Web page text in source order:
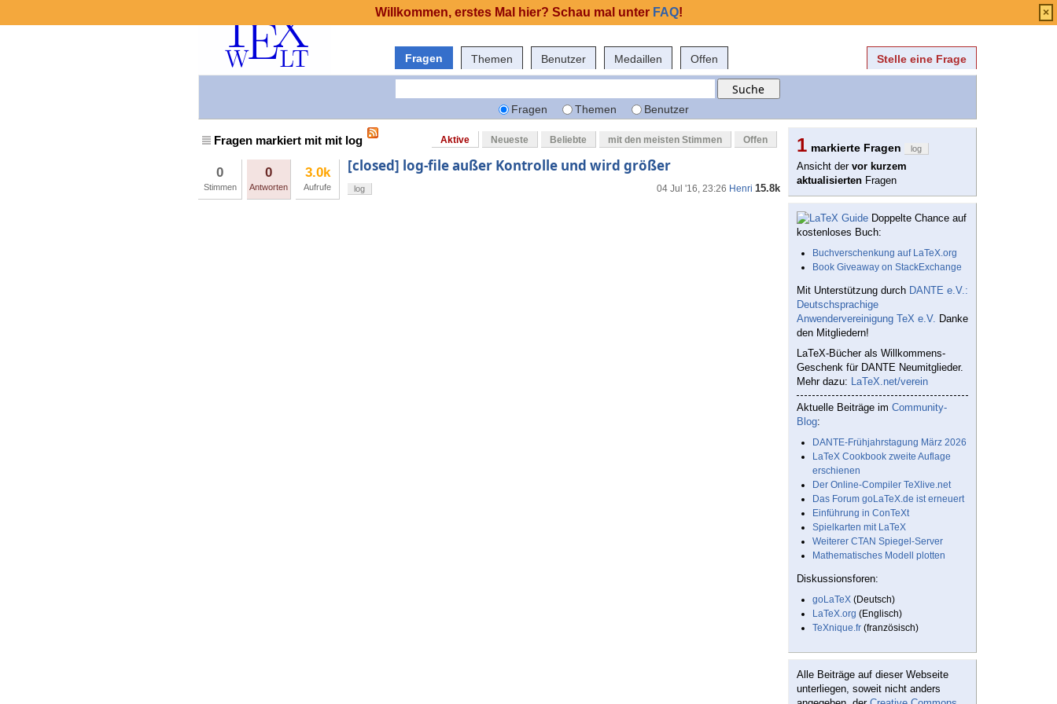
Fragen Themen Benutzer Medaillen Offen Stelle eine Frage
Fragen Themen Benutzer
Fragen markiert mit mit log Aktive Neueste Beliebte mit den meisten Stimmen Offen
0
Stimmen
0
Antworten
3.0k
Aufrufe
[closed] log-file außer Kontrolle und wird größer
04 Jul '16, 23:26 Henri 15.8k
log
1 markierte Fragen log
Ansicht der vor kurzem
aktualisierten Fragen
Doppelte Chance auf
kostenloses Buch:
Buchverschenkung auf LaTeX.org
Book Giveaway on StackExchange
Mit Unterstützung durch DANTE e.V.:
Deutschsprachige
Anwendervereinigung TeX e.V. Danke
den Mitgliedern!
LaTeX-Bücher als Willkommens-
Geschenk für DANTE Neumitglieder.
Mehr dazu: LaTeX.net/verein
Aktuelle Beiträge im Community-
Blog:
DANTE-Frühjahrstagung März 2026
LaTeX Cookbook zweite Auflage
erschienen
Der Online-Compiler TeXlive.net
Das Forum goLaTeX.de ist erneuert
Einführung in ConTeXt
Spielkarten mit LaTeX
Weiterer CTAN Spiegel-Server
Mathematisches Modell plotten
Diskussionsforen:
goLaTeX (Deutsch)
LaTeX.org (Englisch)
TeXnique.fr (französisch)
Alle Beiträge auf dieser Webseite
unterliegen, soweit nicht anders
Willkommen, erstes Mal hier? Schau mal unter FAQ! ×